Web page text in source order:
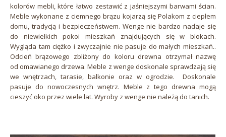
kolorów mebli, które łatwo zestawić z jaśniejszymi barwami ścian.
Meble wykonane z ciemnego brązu kojarzą się Polakom z ciepłem
domu, tradycją i bezpieczeństwem. Wenge nie bardzo nadaje się
do niewielkich pokoi mieszkań znajdujących się w blokach.
Wygląda tam ciężko i zwyczajnie nie pasuje do małych mieszkań..
Odcień brązowego zbliżony do koloru drewna otrzymał nazwę
od omawianego drzewa. Meble z wenge doskonale sprawdzają się
we wnętrzach, tarasie, balkonie oraz w ogrodzie. Doskonale
pasuje do nowoczesnych wnętrz. Meble z tego drewna mogą
cieszyć oko przez wiele lat. Wyroby z wenge nie należą do tanich.